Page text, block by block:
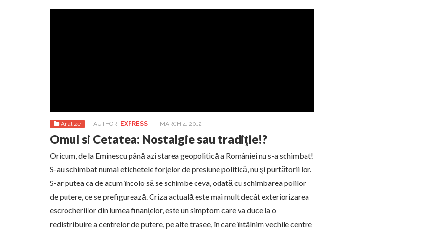
Analize AUTHOR: EXPRESS - MARCH 4, 2012
Omul si Cetatea: Nostalgie sau tradiţie!?
Oricum, de la Eminescu până azi starea geopolitică a României nu s-a schimbat!
S-au schimbat numai etichetele forţelor de presiune politică, nu şi purtătorii lor.
S-ar putea ca de acum încolo să se schimbe ceva, odată cu schimbarea polilor
de putere, ce se prefigurează. Criza actuală este mai mult decât exteriorizarea
escrocheriilor din lumea finanţelor, este un simptom care va duce la o
redistribuire a centrelor de putere, pe alte trasee, în care întâlnim vechile centre